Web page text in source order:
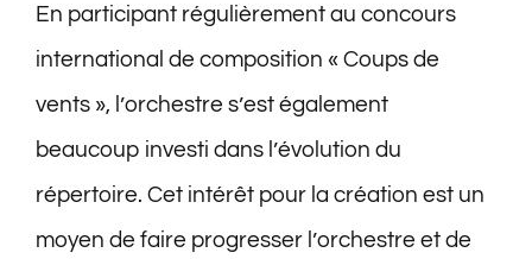
En participant régulièrement au concours
international de composition « Coups de
vents », l’orchestre s’est également
beaucoup investi dans l’évolution du
répertoire. Cet intérêt pour la création est un
moyen de faire progresser l’orchestre et de